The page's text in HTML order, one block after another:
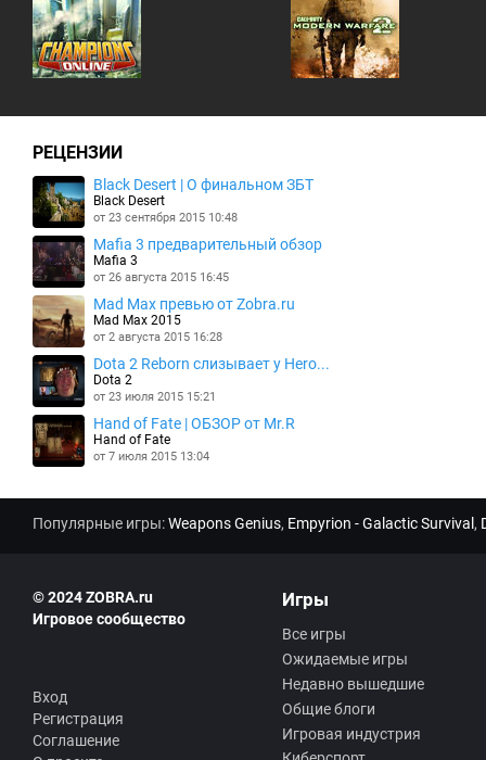
РЕЦЕНЗИИ
Black Desert | О финальном ЗБТ
Black Desert
от 23 сентября 2015 10:48
Mafia 3 предварительный обзор
Mafia 3
от 26 августа 2015 16:45
Mad Max превью от Zobra.ru
Mad Max 2015
от 2 августа 2015 16:28
Dota 2 Reborn слизывает у Hero...
Dota 2
от 23 июля 2015 15:21
Hand of Fate | ОБЗОР от Mr.R
Hand of Fate
от 7 июля 2015 13:04
Популярные игры:Weapons Genius, Empyrion - Galactic Survival ,
© 2024 ZOBRA.ru
Игровое сообщество
Вход
Регистрация
Соглашение
Игры
Все игры
Ожидаемые игры
Недавно вышедшие
Общие блоги
Игровая индустрия